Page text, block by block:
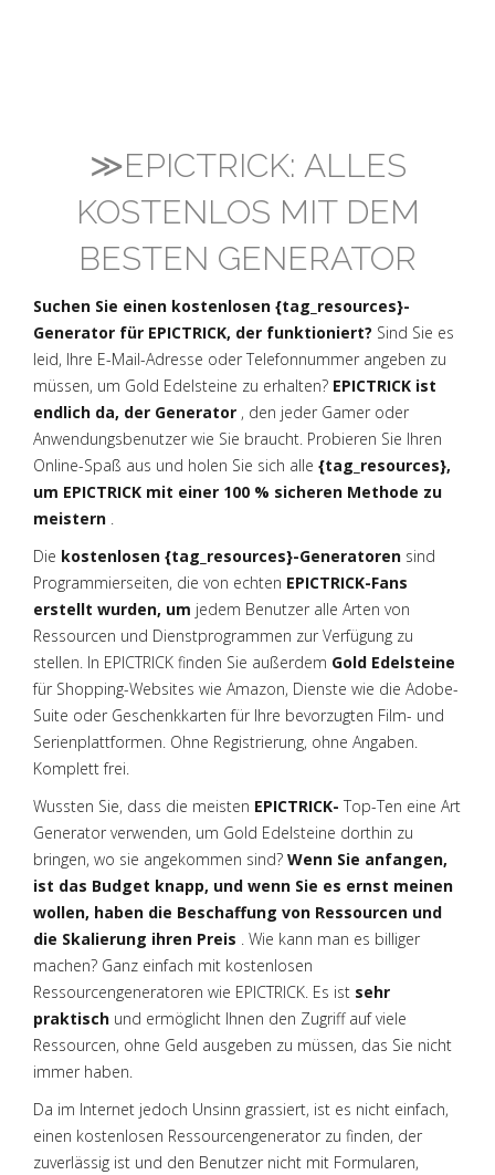
≫EPICTRICK: ALLES
KOSTENLOS MIT DEM
BESTEN GENERATOR
Suchen Sie einen kostenlosen {tag_resources}-
Generator für EPICTRICK, der funktioniert? Sind Sie es
leid, Ihre E-Mail-Adresse oder Telefonnummer angeben zu
müssen, um Gold Edelsteine zu erhalten? EPICTRICK ist
endlich da, der Generator , den jeder Gamer oder
Anwendungsbenutzer wie Sie braucht. Probieren Sie Ihren
Online-Spaß aus und holen Sie sich alle {tag_resources},
um EPICTRICK mit einer 100 % sicheren Methode zu
meistern .
Die kostenlosen {tag_resources}-Generatoren sind
Programmierseiten, die von echten EPICTRICK-Fans
erstellt wurden, um jedem Benutzer alle Arten von
Ressourcen und Dienstprogrammen zur Verfügung zu
stellen. In EPICTRICK finden Sie außerdem Gold Edelsteine
für Shopping-Websites wie Amazon, Dienste wie die Adobe-
Suite oder Geschenkkarten für Ihre bevorzugten Film- und
Serienplattformen. Ohne Registrierung, ohne Angaben.
Komplett frei.
Wussten Sie, dass die meisten EPICTRICK- Top-Ten eine Art
Generator verwenden, um Gold Edelsteine dorthin zu
bringen, wo sie angekommen sind? Wenn Sie anfangen,
ist das Budget knapp, und wenn Sie es ernst meinen
wollen, haben die Beschaffung von Ressourcen und
die Skalierung ihren Preis . Wie kann man es billiger
machen? Ganz einfach mit kostenlosen
Ressourcengeneratoren wie EPICTRICK. Es ist sehr
praktisch und ermöglicht Ihnen den Zugriff auf viele
Ressourcen, ohne Geld ausgeben zu müssen, das Sie nicht
immer haben.
Da im Internet jedoch Unsinn grassiert, ist es nicht einfach,
einen kostenlosen Ressourcengenerator zu finden, der
zuverlässig ist und den Benutzer nicht mit Formularen,